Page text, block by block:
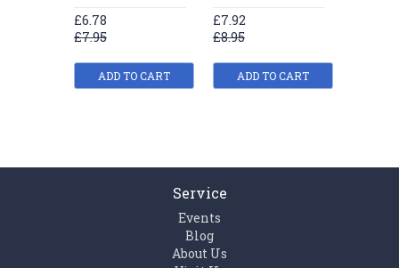
£6.78
£7.95
ADD TO CART
£7.92
£8.95
ADD TO CART
Service
Events
Blog
About Us